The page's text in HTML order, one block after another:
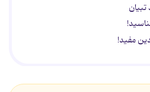
تبیان
مفید!